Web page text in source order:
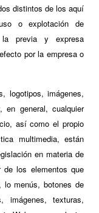
distintos de los aquí
o explotación de
la previa y expresa
por la empresa o
logotipos, imágenes,
en general, cualquier
así como el propio
multimedia, están
en materia de
de los elementos que
lo menús, botones de
imágenes, texturas,